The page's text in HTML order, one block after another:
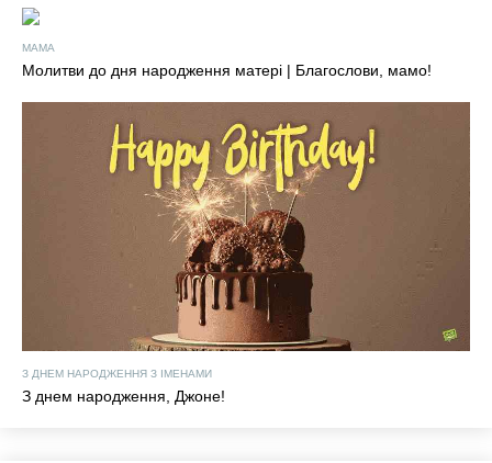
МАМА
Молитви до дня народження матері | Благослови, мамо!
З ДНЕМ ​​НАРОДЖЕННЯ З ІМЕНАМИ
З днем ​​народження, Джоне!